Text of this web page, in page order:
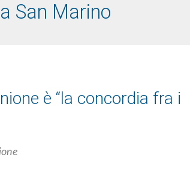
San Marino
è “la concordia fra i